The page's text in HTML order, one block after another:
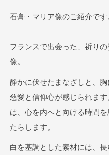
石膏・マリア像のご紹介です
フランスで出会った、祈り
像。
静かに伏せたまなざしと、
慈愛と信仰心が感じられま
は、心を内へと向ける時間
たらします。
白を基調とした素材には、